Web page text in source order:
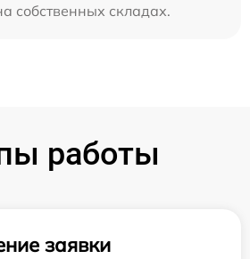
собственных складах.
работы
заявки